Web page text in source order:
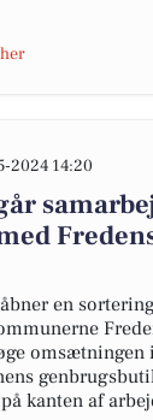
2024 14:20
en
omsætningen i
kanten af